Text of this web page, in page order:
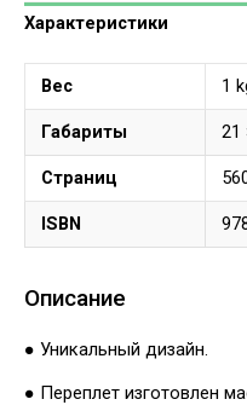
Характеристики
Вес 1
Габариты 21
Страниц
ISBN
Описание
● Уникальный дизайн.
● Переплет изготовлен